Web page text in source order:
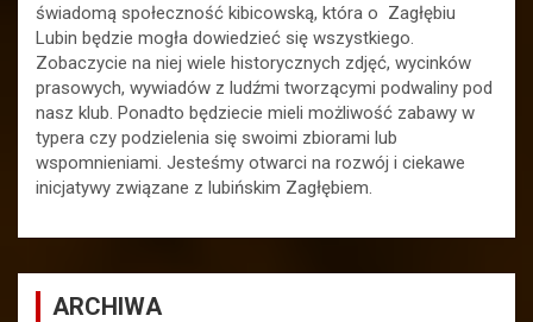
świadomą społeczność kibicowską, która o Zagłębiu
Lubin będzie mogła dowiedzieć się wszystkiego.
Zobaczycie na niej wiele historycznych zdjęć, wycinków
prasowych, wywiadów z ludźmi tworzącymi podwaliny pod
nasz klub. Ponadto będziecie mieli możliwość zabawy w
typera czy podzielenia się swoimi zbiorami lub
wspomnieniami. Jesteśmy otwarci na rozwój i ciekawe
inicjatywy związane z lubińskim Zagłębiem.
ARCHIWA